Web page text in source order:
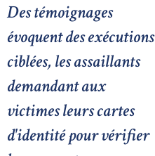
Des témoignages
évoquent des exécutions
ciblées, les assaillants
demandant aux
victimes leurs cartes
d'identité pour vérifier